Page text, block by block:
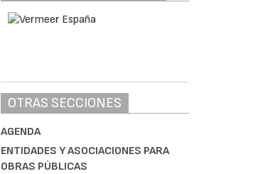
OTRAS SECCIONES
AGENDA
ENTIDADES Y ASOCIACIONES PARA
OBRAS PÚBLICAS